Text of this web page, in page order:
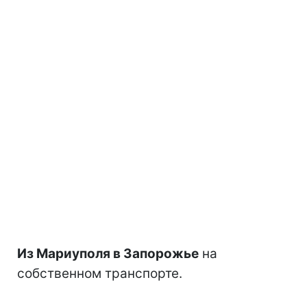
Из Мариуполя в Запорожье на
собственном транспорте.